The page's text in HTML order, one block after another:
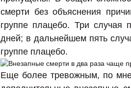
смерти без объяснения
группе плацебо. Три случая
дней; в дальнейшем пять
группе плацебо.
Еще более тревожным, по